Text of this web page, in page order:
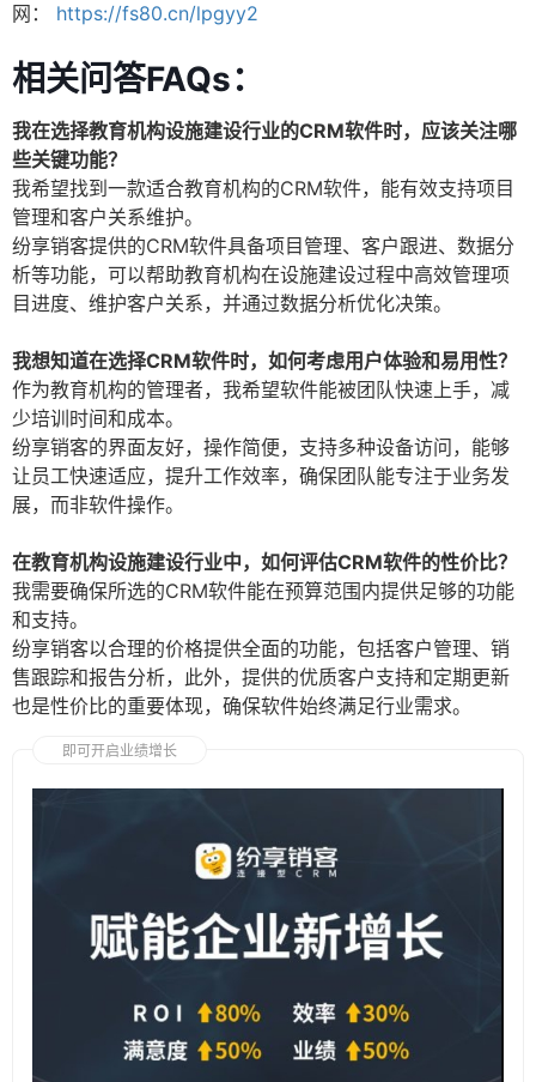
网：
https://fs80.cn/lpgyy2
相关问答FAQs：
我在选择教育机构设施建设行业的CRM软件时，应该关注哪
些关键功能？
我希望找到一款适合教育机构的CRM软件，能有效支持项目
管理和客户关系维护。
纷享销客提供的CRM软件具备项目管理、客户跟进、数据分
析等功能，可以帮助教育机构在设施建设过程中高效管理项
目进度、维护客户关系，并通过数据分析优化决策。
我想知道在选择CRM软件时，如何考虑用户体验和易用性？
作为教育机构的管理者，我希望软件能被团队快速上手，减
少培训时间和成本。
纷享销客的界面友好，操作简便，支持多种设备访问，能够
让员工快速适应，提升工作效率，确保团队能专注于业务发
展，而非软件操作。
在教育机构设施建设行业中，如何评估CRM软件的性价比？
我需要确保所选的CRM软件能在预算范围内提供足够的功能
和支持。
纷享销客以合理的价格提供全面的功能，包括客户管理、销
售跟踪和报告分析，此外，提供的优质客户支持和定期更新
也是性价比的重要体现，确保软件始终满足行业需求。
即可开启业绩增长